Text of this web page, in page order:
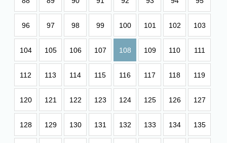
96 97 98 99 100 101 102 103
104 105 106 107 108 109 110 111
112 113 114 115 116 117 118 119
120 121 122 123 124 125 126 127
128 129 130 131 132 133 134 135